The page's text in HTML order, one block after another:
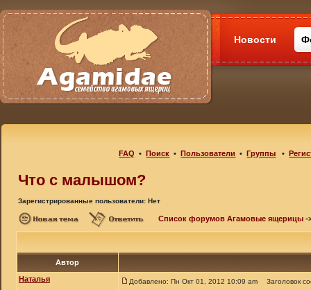
Новости
FAQ •Поиск •Пользователи •Группы •
Что с малышом?
Зарегистрированные пользователи: Нет
Список форумов Агамовые ящерицы -
Автор
Наталья
Добавлено: Пн Окт 01, 2012 10:09 am Заголовок